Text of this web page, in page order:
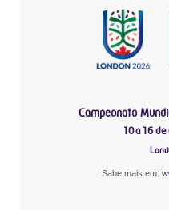
Campeonato
10 a 16
Sabe mais em: